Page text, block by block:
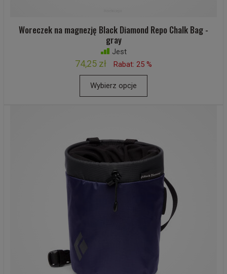
Woreczek na magnezję Black Diamond Repo Chalk Bag -
gray
Jest
74,25 zł Rabat: 25 %
Wybierz opcje